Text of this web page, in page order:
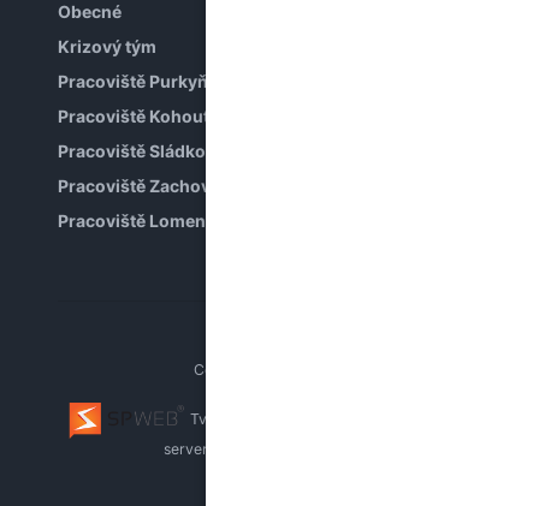
Obecné
Krizový tým
Pracoviště Purkyňova
Pracoviště Kohoutova
Pracoviště Sládkova
Pracoviště Zachova
Pracoviště Lomená
Copyright © PPP Brno
Tvorba webu Brno
serverů